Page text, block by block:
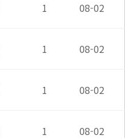
1 08-02
1 08-02
1 08-02
1 08-02